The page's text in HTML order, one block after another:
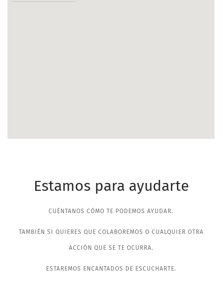
Estamos para ayudarte
CUÉNTANOS CÓMO TE PODEMOS AYUDAR.
TAMBIÉN SI QUIERES QUE COLABOREMOS O CUALQUIER OTRA
ACCIÓN QUE SE TE OCURRA.
ESTAREMOS ENCANTADOS DE ESCUCHARTE.